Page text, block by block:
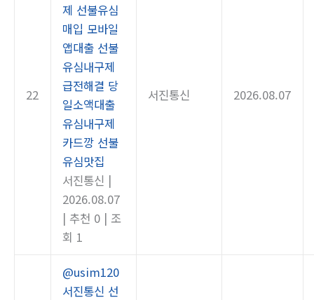
22
제 선불유심
매입 모바일
앱대출 선불
유심내구제
급전해결 당
일소액대출
유심내구제
카드깡 선불
유심맛집
서진통신 |
2026.08.07
| 추천 0 | 조
회 1
서진통신 2026.08.07
@usim120
서진통신 선